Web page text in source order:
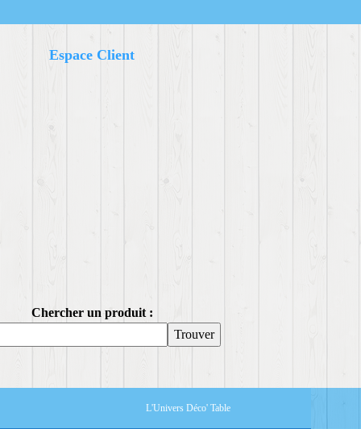
Espace Client
Chercher un produit :
L'Univers Déco' Table